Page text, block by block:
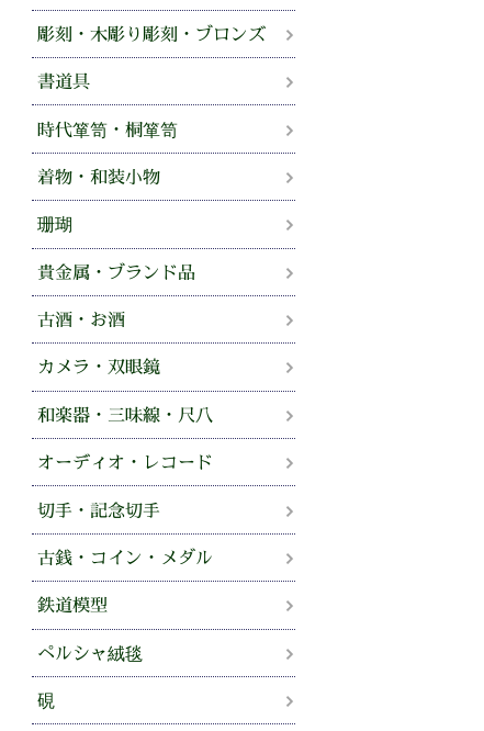
彫刻・木彫り彫刻・ブロンズ
書道具
時代箪笥・桐箪笥
着物・和装小物
珊瑚
貴金属・ブランド品
古酒・お酒
カメラ・双眼鏡
和楽器・三味線・尺八
オーディオ・レコード
切手・記念切手
古銭・コイン・メダル
鉄道模型
ペルシャ絨毯
硯